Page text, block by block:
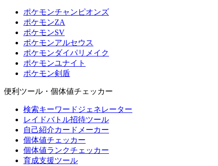
ポケモンチャンピオンズ
ポケモンZA
ポケモンSV
ポケモンアルセウス
ポケモンダイパリメイク
ポケモンユナイト
ポケモン剣盾
便利ツール・個体値チェッカー
検索キーワードジェネレーター
レイドバトル招待ツール
自己紹介カードメーカー
個体値チェッカー
個体値ランクチェッカー
育成支援ツール